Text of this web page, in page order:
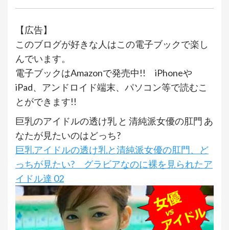
【広告】
このブログが好きな人はこの電子ブックで楽し
んでいます。
電子ブックはAmazonで発売中!! iPhoneや
iPad、アンドロイド端末、パソコン等で読むこ
とができます!!
巨乳のアイドルの透け乳 と 清純派女優の肛門 あ
なたが見たいのはどっち?
巨乳アイドルの透け乳と清純派女優の肛門、ど
っちが見たい? グラビアなのに裸を見られたア
イドル達 02